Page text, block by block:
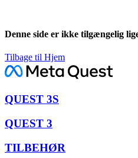
Denne side er ikke tilgængelig
Tilbage til Hjem
QUEST 3S
QUEST 3
TILBEHØR